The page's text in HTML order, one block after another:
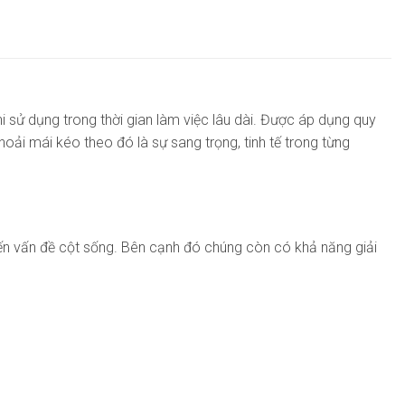
sử dụng trong thời gian làm việc lâu dài. Được áp dụng quy
mái kéo theo đó là sự sang trọng, tinh tế trong từng
vấn đề cột sống. Bên cạnh đó chúng còn có khả năng giải